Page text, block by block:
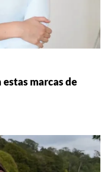
estas marcas de